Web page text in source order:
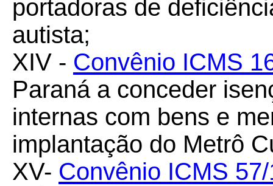
portadoras de
autista;
XIV - Convênio ICMS
Paraná a conceder
internas com bens e
implantação do Metrô
XV- Convênio ICMS